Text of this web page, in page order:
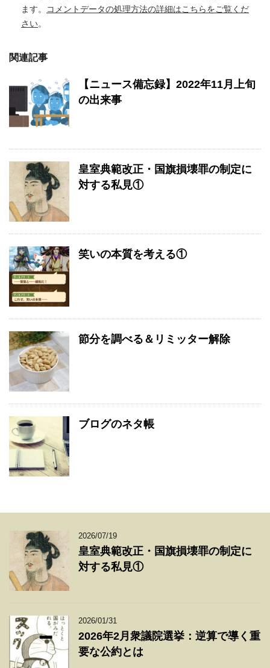
ます。
コメントデータの処理方法の詳細はこちらをご覧くだ
さい。
関連記事
【ニュース備忘録】2022年11月上旬
の出来事
皇室典範改正・国旗損壊罪の制定に
対する私見①
笑いの本質を考える①
節分を調べる＆リミッター解除
ブログのネタ帳
2026/07/19
皇室典範改正・国旗損壊罪の制定に
対する私見①
2026/01/31
2026年2月衆議院選挙：逆算で導く重
要な公約とは